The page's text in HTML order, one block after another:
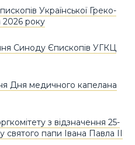
Української Греко-
2026 року
Синоду Єпископів УГКЦ
Дня медичного капелана
з відзначення 25-
святого папи Івана Павла ІІ